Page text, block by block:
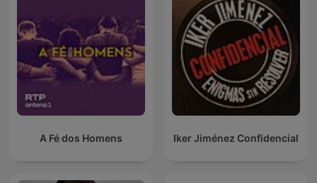
A Fé dos Homens Iker Jiménez Confidencial